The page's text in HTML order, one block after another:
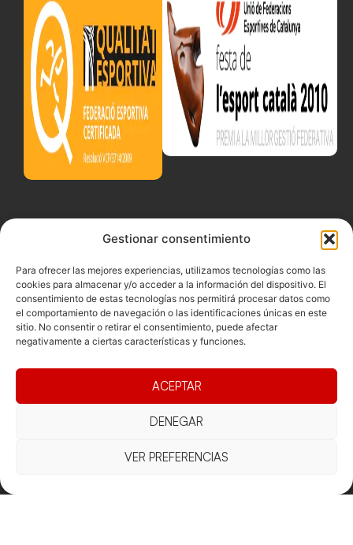
Gestionar consentimiento
Para ofrecer las mejores experiencias, utilizamos tecnologías como las
cookies para almacenar y/o acceder a la información del dispositivo. El
consentimiento de estas tecnologías nos permitirá procesar datos como
el comportamiento de navegación o las identificaciones únicas en este
sitio. No consentir o retirar el consentimiento, puede afectar
negativamente a ciertas características y funciones.
ACEPTAR
DENEGAR
VER PREFERENCIAS
Competicions
Pista
Documentacio